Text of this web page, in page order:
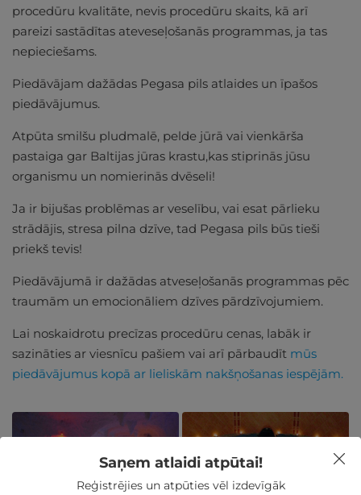
procedūru kvalitāte, nevis procedūru skaits, kā arī
pareizi sastādītas ateveseļošanās programmas, ja tas
nepieciešams.
Piedāvājam dažādas Pegasa pils atlaides un īpašos
piedāvājumus.
Atpūta smilšu pludmalē, pelde jūrā vai vienkārša
pastaiga gar Baltijas jūras krastu,kas stiprinās jūsu
organismu un nomierinās dvēseli!
Ja ir bijušas problēmas ar veselību, vai esat pārlieku
strādājis, stresa pilna dzīve, tad Pegasa pils būs tieši
priekš tevis!
Piedāvājumā ir dažādas atveseļošanās programmas pēc
traumām un emocionāliem dzīves pārdzīvojumiem.
Lai noskaidrotu precīzas procedūru cenas, labāk ir
sazināties ar viesnīcu pašiem vai arī pārbaudīt mūs
piedāvājumus kopā ar lieliskām nakšņošanas iespējām.
Saņem atlaidi atpūtai!
Reģistrējies un atpūties vēl izdevīgāk